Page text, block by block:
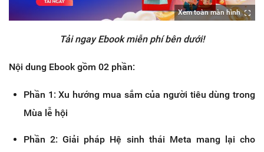
Xem toàn màn hình
Tải ngay Ebook miễn phí bên dưới!
Nội dung Ebook gồm 02 phần:
Phần 1: Xu hướng mua sắm của người tiêu dùng trong
Mùa lễ hội
Phần 2: Giải pháp Hệ sinh thái Meta mang lại cho